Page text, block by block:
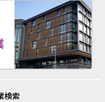
検索